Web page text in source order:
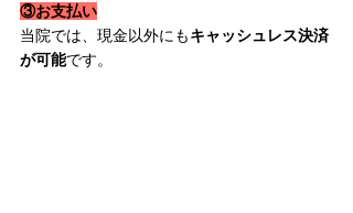
③お支払い
当院では、現金以外にもキャッシュレス決済
が可能です。